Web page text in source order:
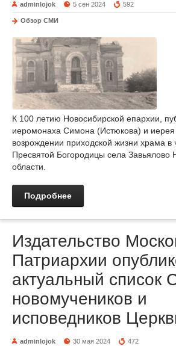
adminlojok 5 сен 2024 592
Обзор СМИ
К 100 летию Новосибирской епархии,
иеромонаха Симона (Истюкова) и иерея
возрождении приходской жизни храма в
Пресвятой Богородицы села Завьялово
области.
Подробнее
Издательство
Патриархии
актуальный список
новомучеников и
исповедников
adminlojok 30 мая 2024 472